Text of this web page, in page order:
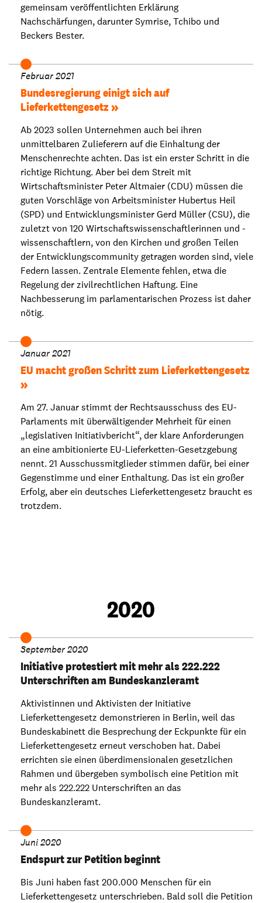
gemeinsam veröffentlichten Erklärung
Nachschärfungen, darunter Symrise, Tchibo und
Beckers Bester.
Februar 2021
Bundesregierung einigt sich auf
Lieferkettengesetz
Ab 2023 sollen Unternehmen auch bei ihren
unmittelbaren Zulieferern auf die Einhaltung der
Menschenrechte achten. Das ist ein erster Schritt in die
richtige Richtung. Aber bei dem Streit mit
Wirtschaftsminister Peter Altmaier (CDU) müssen die
guten Vorschläge von Arbeitsminister Hubertus Heil
(SPD) und Entwicklungsminister Gerd Müller (CSU), die
zuletzt von 120 Wirtschaftswissenschaftlerinnen und -
wissenschaftlern, von den Kirchen und großen Teilen
der Entwicklungscommunity getragen worden sind, viele
Federn lassen. Zentrale Elemente fehlen, etwa die
Regelung der zivilrechtlichen Haftung. Eine
Nachbesserung im parlamentarischen Prozess ist daher
nötig.
Januar 2021
EU macht großen Schritt zum Lieferkettengesetz
Am 27. Januar stimmt der Rechtsausschuss des EU-
Parlaments mit überwältigender Mehrheit für einen
„legislativen Initiativbericht“, der klare Anforderungen
an eine ambitionierte EU-Lieferketten-Gesetzgebung
nennt. 21 Ausschussmitglieder stimmen dafür, bei einer
Gegenstimme und einer Enthaltung. Das ist ein großer
Erfolg, aber ein deutsches Lieferkettengesetz braucht es
trotzdem.
2020
September 2020
Initiative protestiert mit mehr als 222.222
Unterschriften am Bundeskanzleramt
Aktivistinnen und Aktivisten der Initiative
Lieferkettengesetz demonstrieren in Berlin, weil das
Bundeskabinett die Besprechung der Eckpunkte für ein
Lieferkettengesetz erneut verschoben hat. Dabei
errichten sie einen überdimensionalen gesetzlichen
Rahmen und übergeben symbolisch eine Petition mit
mehr als 222.222 Unterschriften an das
Bundeskanzleramt.
Juni 2020
Endspurt zur Petition beginnt
Bis Juni haben fast 200.000 Menschen für ein
Lieferkettengesetz unterschrieben. Bald soll die Petition